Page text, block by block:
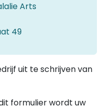
Arts
49
uit te schrijven van
formulier wordt uw